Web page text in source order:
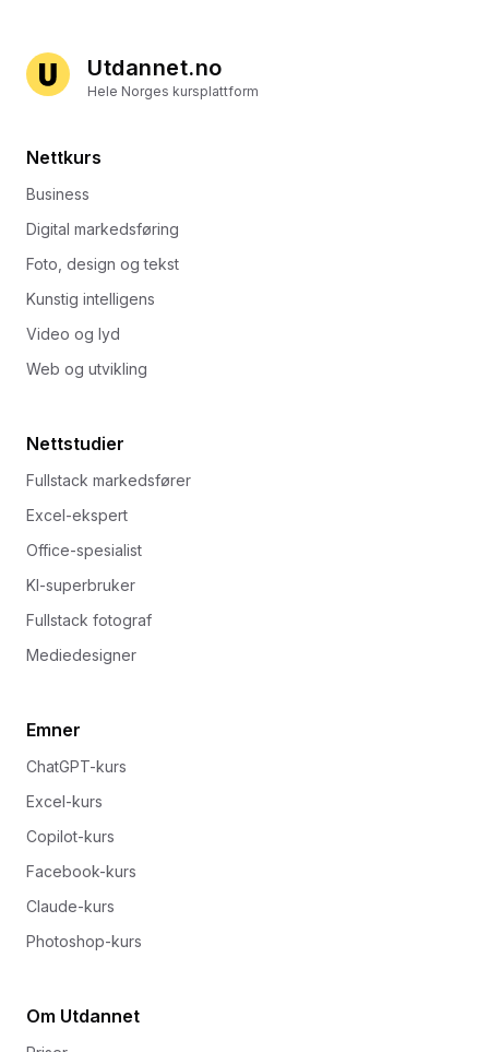
Utdannet.no
Hele Norges kursplattform
Nettkurs
Business
Digital markedsføring
Foto, design og tekst
Kunstig intelligens
Video og lyd
Web og utvikling
Nettstudier
Fullstack markedsfører
Excel-ekspert
Office-spesialist
KI-superbruker
Fullstack fotograf
Mediedesigner
Emner
ChatGPT-kurs
Excel-kurs
Copilot-kurs
Facebook-kurs
Claude-kurs
Photoshop-kurs
Om Utdannet